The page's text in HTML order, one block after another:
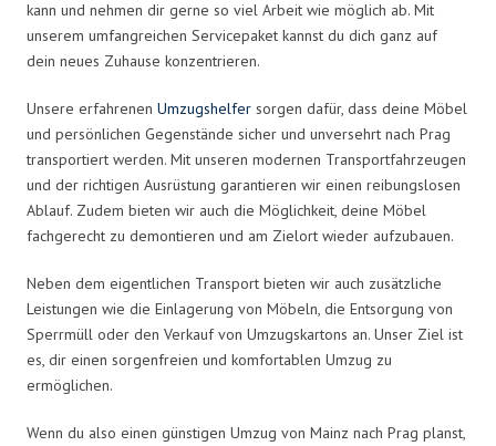
kann und nehmen dir gerne so viel Arbeit wie möglich ab. Mit
unserem umfangreichen Servicepaket kannst du dich ganz auf
dein neues Zuhause konzentrieren.
Unsere erfahrenen Umzugshelfer sorgen dafür, dass deine Möbel
und persönlichen Gegenstände sicher und unversehrt nach Prag
transportiert werden. Mit unseren modernen Transportfahrzeugen
und der richtigen Ausrüstung garantieren wir einen reibungslosen
Ablauf. Zudem bieten wir auch die Möglichkeit, deine Möbel
fachgerecht zu demontieren und am Zielort wieder aufzubauen.
Neben dem eigentlichen Transport bieten wir auch zusätzliche
Leistungen wie die Einlagerung von Möbeln, die Entsorgung von
Sperrmüll oder den Verkauf von Umzugskartons an. Unser Ziel ist
es, dir einen sorgenfreien und komfortablen Umzug zu
ermöglichen.
Wenn du also einen günstigen Umzug von Mainz nach Prag planst,